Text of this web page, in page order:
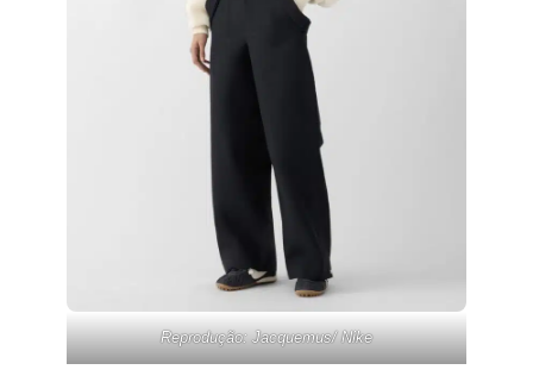
Reprodução: Jacquemus/ Nike